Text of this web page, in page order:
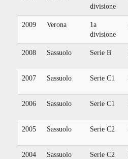
divisione
2009 Verona
1a
divisione
2008 Sassuolo Serie B
2007 Sassuolo Serie C1
2006 Sassuolo Serie C1
2005 Sassuolo Serie C2
2004 Sassuolo Serie C2